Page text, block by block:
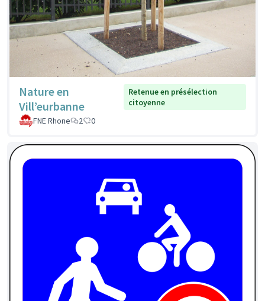
Nature en
Vill’eurbanne
Retenue en présélection
citoyenne
FNE Rhone
2 0